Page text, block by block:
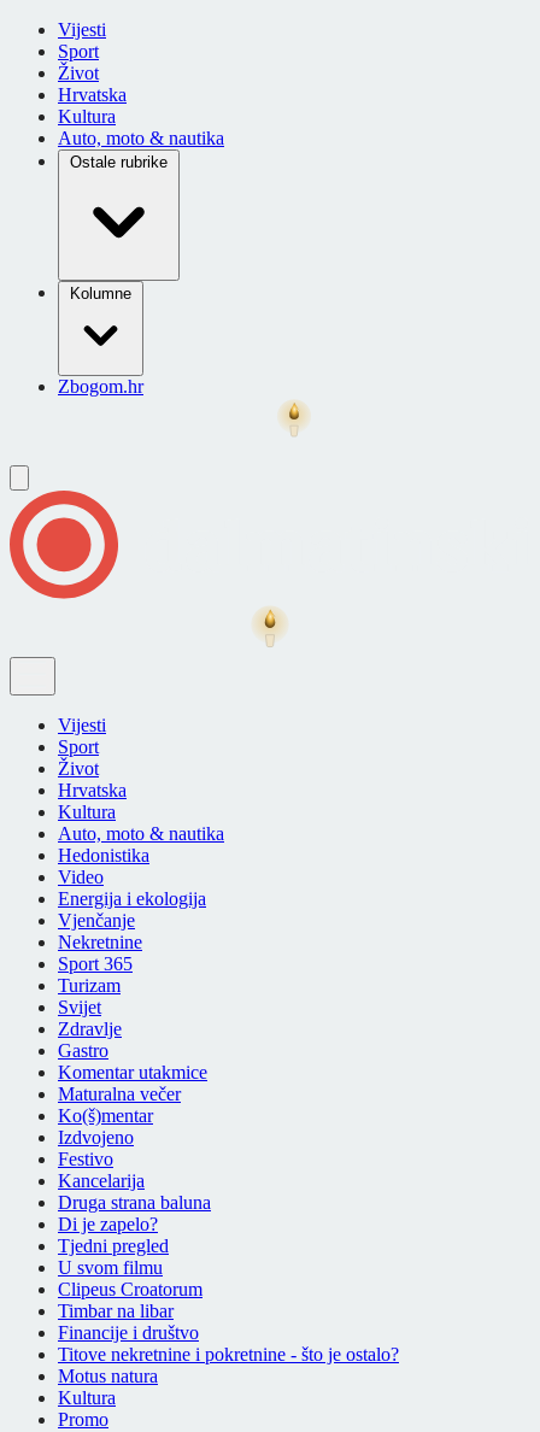
Vijesti
Sport
Život
Hrvatska
Kultura
Auto, moto & nautika
Ostale rubrike
Kolumne
Zbogom.hr
Vijesti
Sport
Život
Hrvatska
Kultura
Auto, moto & nautika
Hedonistika
Video
Energija i ekologija
Vjenčanje
Nekretnine
Sport 365
Turizam
Svijet
Zdravlje
Gastro
Komentar utakmice
Maturalna večer
Ko(š)mentar
Izdvojeno
Festivo
Kancelarija
Druga strana baluna
Di je zapelo?
Tjedni pregled
U svom filmu
Clipeus Croatorum
Timbar na libar
Financije i društvo
Titove nekretnine i pokretnine - što je ostalo?
Motus natura
Kultura
Promo